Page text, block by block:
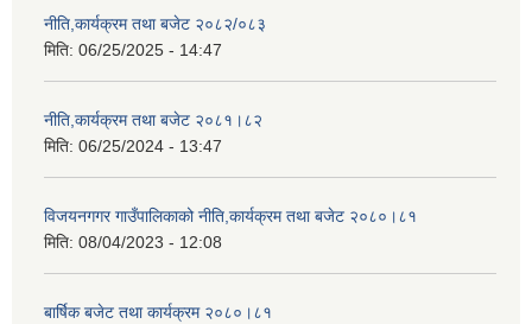
नीति,कार्यक्रम तथा बजेट २०८२/०८३
मिति: 06/25/2025 - 14:47
नीति,कार्यक्रम तथा बजेट २०८१।८२
मिति: 06/25/2024 - 13:47
विजयनगगर गाउँपालिकाको नीति,कार्यक्रम तथा बजेट २०८०।८१
मिति: 08/04/2023 - 12:08
बार्षिक बजेट तथा कार्यक्रम २०८०।८१